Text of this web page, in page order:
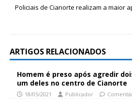
Policiais de Cianorte realizam a maior
ARTIGOS RELACIONADOS
Homem é preso após agredir
um deles no centro de Cianorte
18/05/2021 Publicador